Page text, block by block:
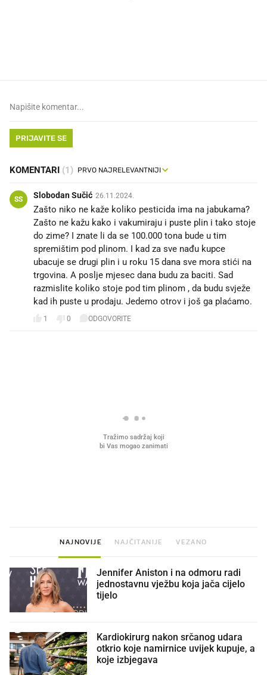
PRIJAVITE SE
KOMENTARI (1)
SS Slobodan Sučić 26.11.2024.
Zašto niko ne kaže koliko pesticida ima na jabukama?
Zašto ne kažu kako i vakumiraju i puste plin i tako stoje
do zime? I znate li da se 100.000 tona bude u tim
spremištim pod plinom. I kad za sve nađu kupce
ubacuje se drugi plin i u roku 15 dana sve mora stići na
trgovina. A poslje mjesec dana budu za baciti. Sad
razmislite koliko stoje pod tim plinom , da budu svježe
kad ih puste u prodaju. Jedemo otrov i još ga plaćamo.
1 0 ODGOVORITE
NAJNOVIJE NAJČITANIJE VEZANO
Jennifer Aniston i na odmoru radi
jednostavnu vježbu koja jača cijelo
tijelo
Kardiokirurg nakon srčanog udara
otkrio koje namirnice uvijek kupuje, a
koje izbjegava